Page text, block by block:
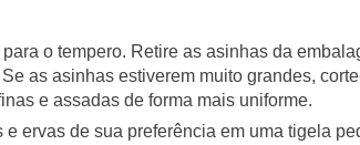
o tempero. Retire as asinhas da
as asinhas estiverem muito grandes,
e assadas de forma mais uniforme.
e ervas de sua preferência em uma tigela